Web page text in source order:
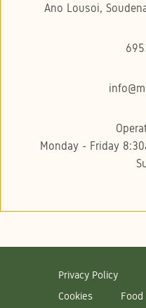
Ano Lousoi,
Monday - Friday
Privacy Policy
Cookies